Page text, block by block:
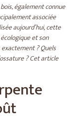
également connue
associée
aujourd’hui, cette
et son
? Quels
? Cet article